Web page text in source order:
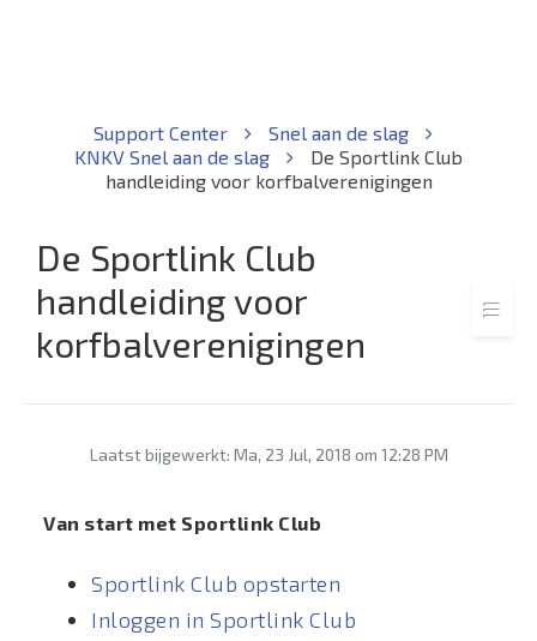
Support Center
Snel aan de slag
KNKV Snel aan de slag
De Sportlink Club
handleiding voor korfbalverenigingen
De Sportlink Club
handleiding voor
korfbalverenigingen
Laatst bijgewerkt: Ma, 23 Jul, 2018 om 12:28 PM
Van start met Sportlink Club
Sportlink Club opstarten
Inloggen in Sportlink Club